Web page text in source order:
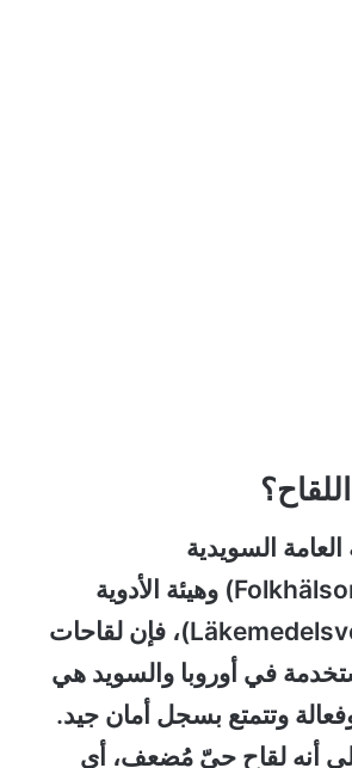
السويدية
(Folkhälsomyndigheten) وهيئة الأدوية
السويدية (Läkemedelsverket)، فإن لقاحات
في أوروبا والسويد هي
وتتمتع بسجل أمان جيد.
أنه لقاح حيّ مُضعف، أي